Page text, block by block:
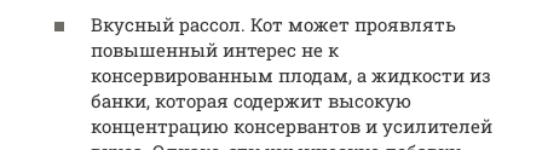
Вкусный рассол. Кот может проявлять
повышенный интерес не к
консервированным плодам, а жидкости из
банки, которая содержит высокую
концентрацию консервантов и усилителей